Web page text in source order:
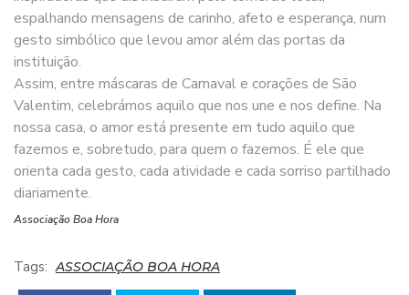
espalhando mensagens de carinho, afeto e esperança, num
gesto simbólico que levou amor além das portas da
instituição.
Assim, entre máscaras de Carnaval e corações de São
Valentim, celebrámos aquilo que nos une e nos define. Na
nossa casa, o amor está presente em tudo aquilo que
fazemos e, sobretudo, para quem o fazemos. É ele que
orienta cada gesto, cada atividade e cada sorriso partilhado
diariamente.
Associação Boa Hora
Tags: ASSOCIAÇÃO BOA HORA